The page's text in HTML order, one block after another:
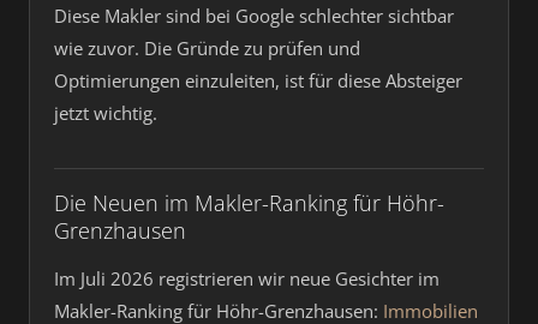
Diese Makler sind bei Google schlechter sichtbar
wie zuvor. Die Gründe zu prüfen und
Optimierungen einzuleiten, ist für diese Absteiger
jetzt wichtig.
Die Neuen im Makler-Ranking für Höhr-
Grenzhausen
Im Juli 2026 registrieren wir neue Gesichter im
Makler-Ranking für Höhr-Grenzhausen: Immobilien